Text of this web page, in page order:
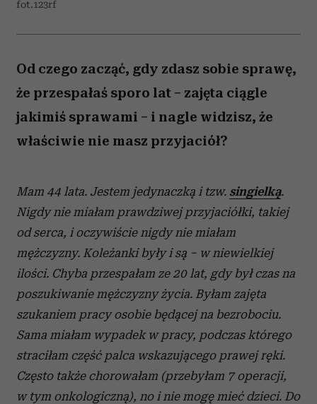
fot.123rf
Od czego zacząć, gdy zdasz sobie sprawę,
że przespałaś sporo lat – zajęta ciągle
jakimiś sprawami – i nagle widzisz, że
właściwie nie masz przyjaciół?
Mam 44 lata. Jestem jedynaczką i tzw. singielką.
Nigdy nie miałam prawdziwej przyjaciółki, takiej
od serca, i oczywiście nigdy nie miałam
mężczyzny. Koleżanki były i są − w niewielkiej
ilości. Chyba przespałam ze 20 lat, gdy był czas na
poszukiwanie mężczyzny życia. Byłam zajęta
szukaniem pracy osobie będącej na bezrobociu.
Sama miałam wypadek w pracy, podczas którego
straciłam część palca wskazującego prawej ręki.
Często także chorowałam (przebyłam 7 operacji,
w tym onkologiczną), no i nie mogę mieć dzieci. Do